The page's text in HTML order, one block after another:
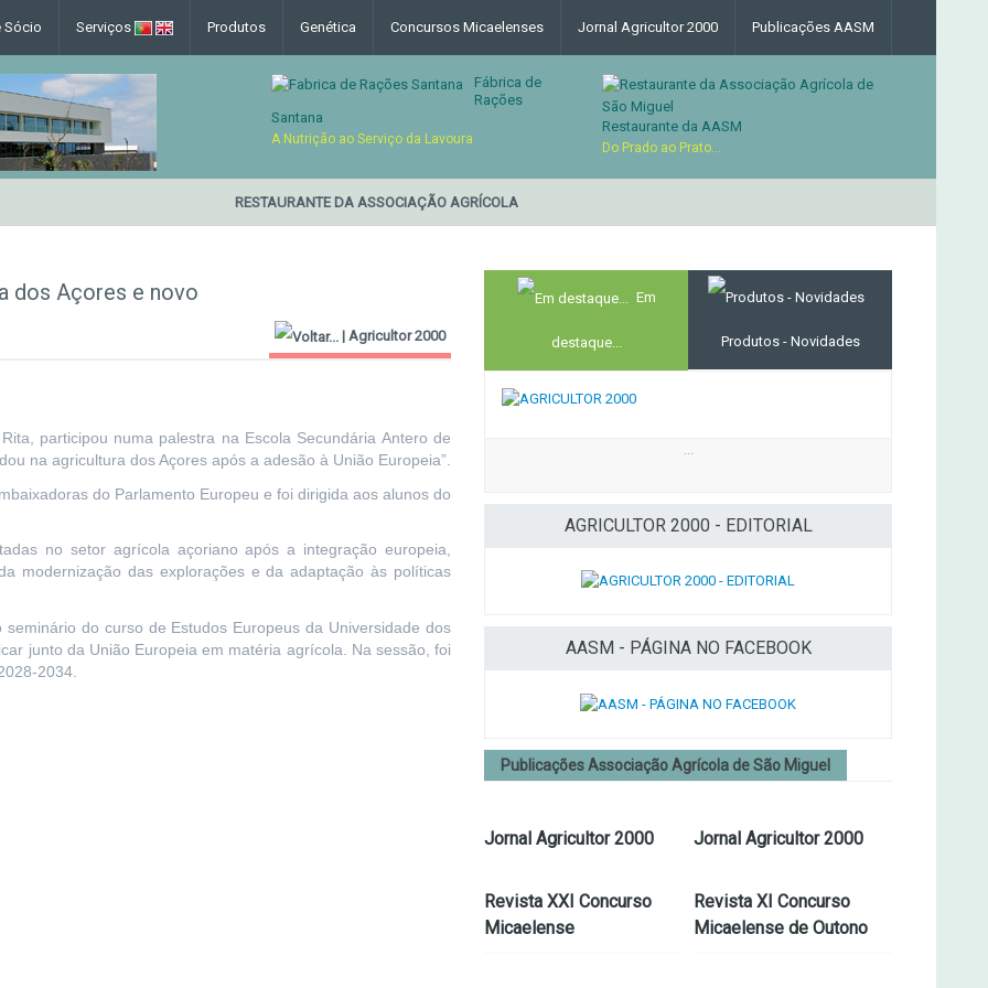
Sócio Serviços Produtos Genética Concursos Micaelenses Jornal Agricultor 2000 Publicações AASM
Fábrica de
Rações
Santana
A Nutrição ao Serviço da Lavoura
Restaurante da AASM
Do Prado ao Prato...
RESTAURANTE DA ASSOCIAÇÃO AGRÍCOLA
dos Açores e novo
| Agricultor 2000
participou numa palestra na Escola Secundária Antero de
na agricultura dos Açores após a adesão à União Europeia”.
do Parlamento Europeu e foi dirigida aos alunos do
no setor agrícola açoriano após a integração europeia,
modernização das explorações e da adaptação às políticas
do curso de Estudos Europeus da Universidade dos
junto da União Europeia em matéria agrícola. Na sessão, foi
2034.
Em
destaque... Produtos - Novidades
AGRICULTOR 2000 - EDITORIAL
AASM - PÁGINA NO FACEBOOK
Publicações Associação Agrícola de São Miguel
Jornal Agricultor 2000 Jornal Agricultor 2000
Revista XXI Concurso
Micaelense
Revista XI Concurso
Micaelense de Outono